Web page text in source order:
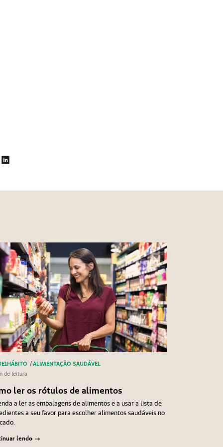
/ALIMENTAÇÃO SAUDÁVEL
de leitura
ler os rótulos de alimentos
a ler as embalagens de alimentos e a usar a lista de
a seu favor para escolher alimentos saudáveis no
lendo